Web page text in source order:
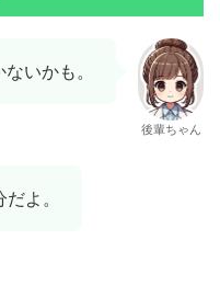
いかも。
後輩ちゃん
よ。